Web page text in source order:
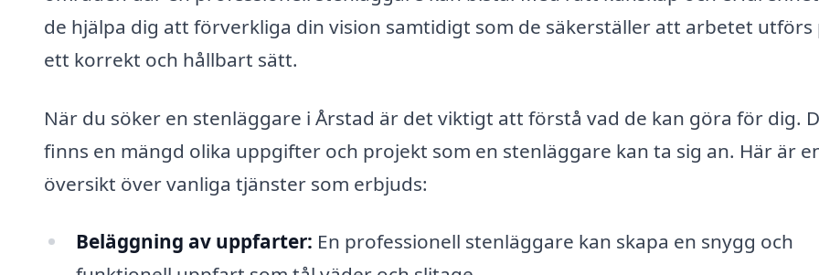
de hjälpa dig att förverkliga din vision samtidigt som de säkerställer att arbetet utförs
ett korrekt och hållbart sätt.
När du söker en stenläggare i Årstad är det viktigt att förstå vad de kan göra för dig.
finns en mängd olika uppgifter och projekt som en stenläggare kan ta sig an. Här är
översikt över vanliga tjänster som erbjuds:
Beläggning av uppfarter: En professionell stenläggare kan skapa en snygg och